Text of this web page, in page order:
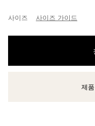
사이즈 사이즈 가이드
클라이언트 어드바이저
제